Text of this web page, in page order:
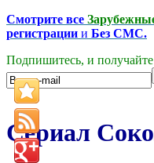
Смотрите все
регистрации и Без СМС.
Подпишитесь, и
Сериал